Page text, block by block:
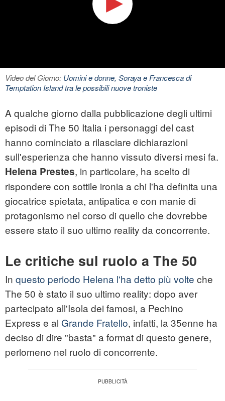
Video del Giorno: Uomini e donne, Soraya e Francesca di
Temptation Island tra le possibili nuove troniste
A qualche giorno dalla pubblicazione degli ultimi
episodi di The 50 Italia i personaggi del cast
hanno cominciato a rilasciare dichiarazioni
sull'esperienza che hanno vissuto diversi mesi fa.
Helena Prestes, in particolare, ha scelto di
rispondere con sottile ironia a chi l'ha definita una
giocatrice spietata, antipatica e con manie di
protagonismo nel corso di quello che dovrebbe
essere stato il suo ultimo reality da concorrente.
Le critiche sul ruolo a The 50
In questo periodo Helena l'ha detto più volte che
The 50 è stato il suo ultimo reality: dopo aver
partecipato all'Isola dei famosi, a Pechino
Express e al Grande Fratello, infatti, la 35enne ha
deciso di dire "basta" a format di questo genere,
perlomeno nel ruolo di concorrente.